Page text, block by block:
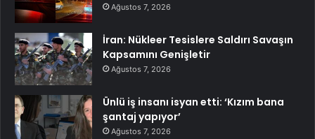
Ağustos 7, 2026
İran: Nükleer Tesislere Saldırı Savaşın
Kapsamını Genişletir
Ağustos 7, 2026
Ünlü iş insanı isyan etti: ‘Kızım bana
şantaj yapıyor’
Ağustos 7, 2026